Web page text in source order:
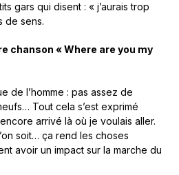
gars qui disent : « j’aurais trop
de sens.
chanson « Where are you my
de l’homme : pas assez de
Tout cela s’est exprimé
arrivé là où je voulais aller.
soit… ça rend les choses
avoir un impact sur la marche du